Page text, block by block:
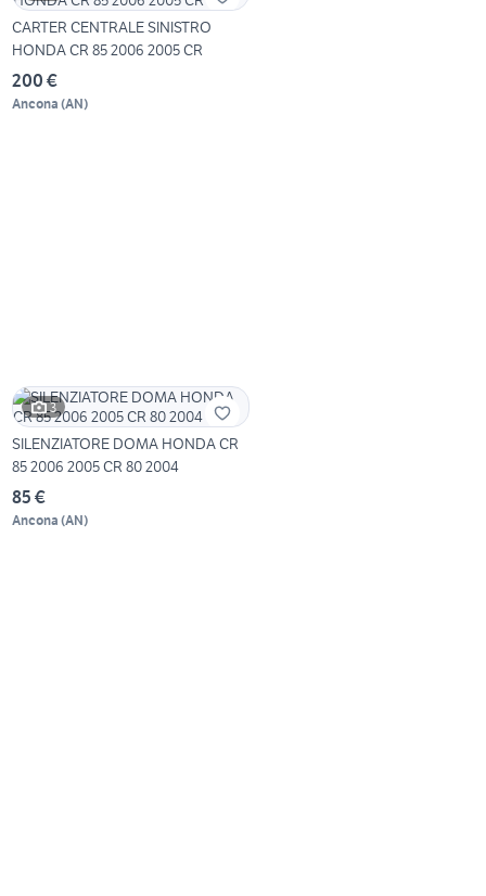
CARTER CENTRALE SINISTRO
HONDA CR 85 2006 2005 CR
200 €
Ancona (AN)
3
SILENZIATORE DOMA HONDA CR
85 2006 2005 CR 80 2004
85 €
Ancona (AN)